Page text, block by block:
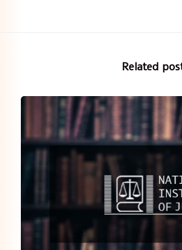
Related